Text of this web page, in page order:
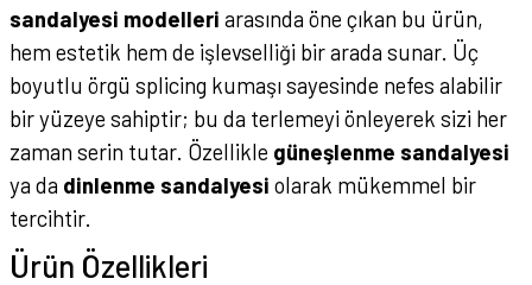
sandalyesi modelleri arasında öne çıkan bu ürün,
hem estetik hem de işlevselliği bir arada sunar. Üç
boyutlu örgü splicing kumaşı sayesinde nefes alabilir
bir yüzeye sahiptir; bu da terlemeyi önleyerek sizi her
zaman serin tutar. Özellikle güneşlenme sandalyesi
ya da dinlenme sandalyesi olarak mükemmel bir
tercihtir.
Ürün Özellikleri